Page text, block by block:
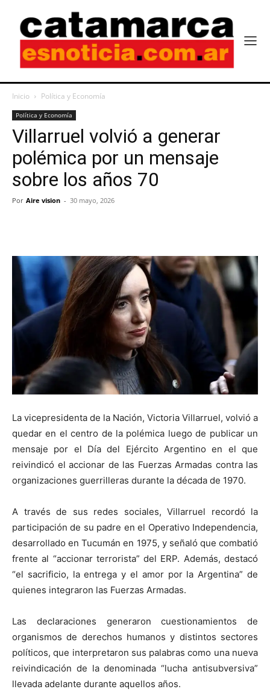
Inicio Política y Economía
Política y Economía
Villarruel volvió a generar
polémica por un mensaje
sobre los años 70
Por Aire vision - 30 mayo, 2026
La vicepresidenta de la Nación, Victoria Villarruel, volvió a
quedar en el centro de la polémica luego de publicar un
mensaje por el Día del Ejército Argentino en el que
reivindicó el accionar de las Fuerzas Armadas contra las
organizaciones guerrilleras durante la década de 1970.
A través de sus redes sociales, Villarruel recordó la
participación de su padre en el Operativo Independencia,
desarrollado en Tucumán en 1975, y señaló que combatió
frente al “accionar terrorista” del ERP. Además, destacó
“el sacrificio, la entrega y el amor por la Argentina” de
quienes integraron las Fuerzas Armadas.
Las declaraciones generaron cuestionamientos de
organismos de derechos humanos y distintos sectores
políticos, que interpretaron sus palabras como una nueva
reivindicación de la denominada “lucha antisubversiva”
llevada adelante durante aquellos años.